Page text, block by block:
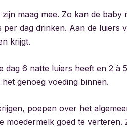
maag mee. Zo kan de
per dag drinken. Aan de
krijgt.
dag 6 natte luiers heeft en 2 à
genoeg voeding binnen.
poepen over het
moedermelk goed te